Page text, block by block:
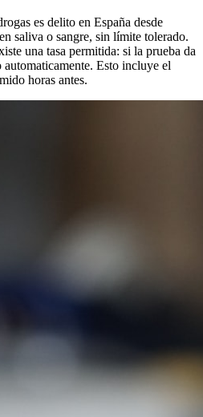
es delito en España desde
saliva o sangre, sin límite tolerado.
una tasa permitida: si la prueba da
Esto incluye el
horas antes.